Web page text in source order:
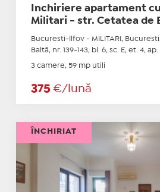
Inchiriere apartament
Militari - str. Cetatea de
Bucuresti-Ilfov - MILITARI,
Baltă, nr. 139-143, bl. 6, sc. E, et. 4, ap.
3 camere, 59 mp utili
375 €/lună
ÎNCHIRIAT